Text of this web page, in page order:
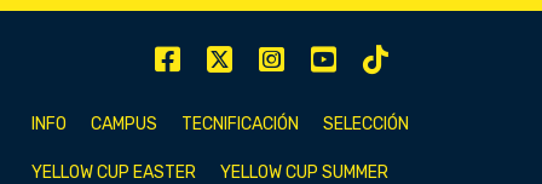
INFO CAMPUS TECNIFICACIÓN SELECCIÓN
YELLOW CUP EASTER YELLOW CUP SUMMER